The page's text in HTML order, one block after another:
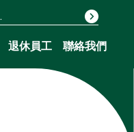
退休員工 聯絡我們